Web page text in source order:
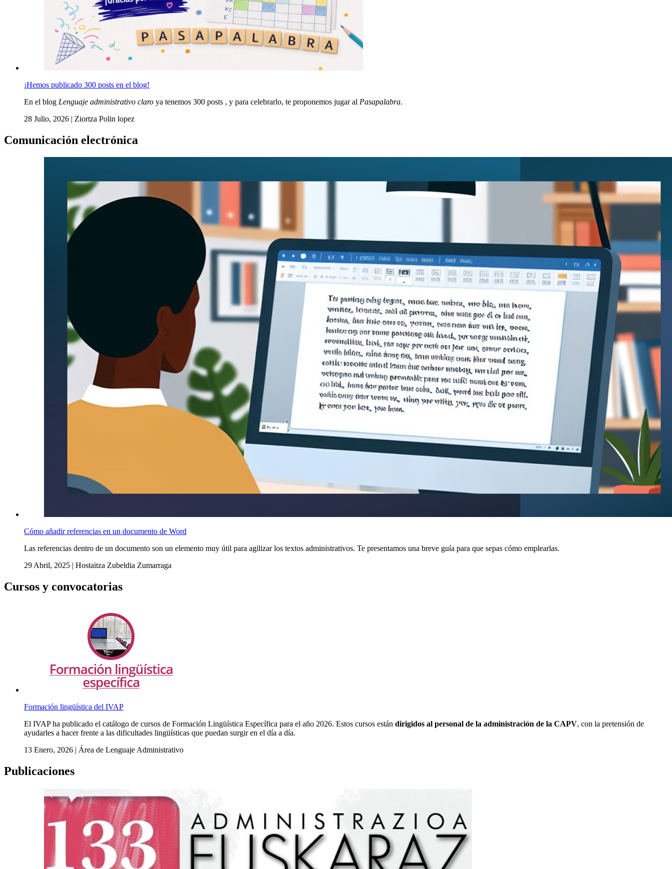
¡Hemos publicado 300 posts en el blog!
En el blog Lenguaje administrativo claro ya tenemos 300 posts , y para celebrarlo, te proponemos jugar al Pasapalabra.
28 Julio, 2026 | Ziortza Polin lopez
Comunicación electrónica
Cómo añadir referencias en un documento de Word
Las referencias dentro de un documento son un elemento muy útil para agilizar los textos administrativos. Te presentamos una breve guía para que sepas cómo emplearlas.
29 Abril, 2025 | Hostaitza Zubeldia Zumarraga
Cursos y convocatorias
Formación lingüística del IVAP
El IVAP ha publicado el catálogo de cursos de Formación Lingüística Específica para el año 2026. Estos cursos están dirigidos al personal de la administración de la CAPV, con la pretensión de
ayudarles a hacer frente a las dificultades lingüísticas que puedan surgir en el día a día.
13 Enero, 2026 | Área de Lenguaje Administrativo
Publicaciones